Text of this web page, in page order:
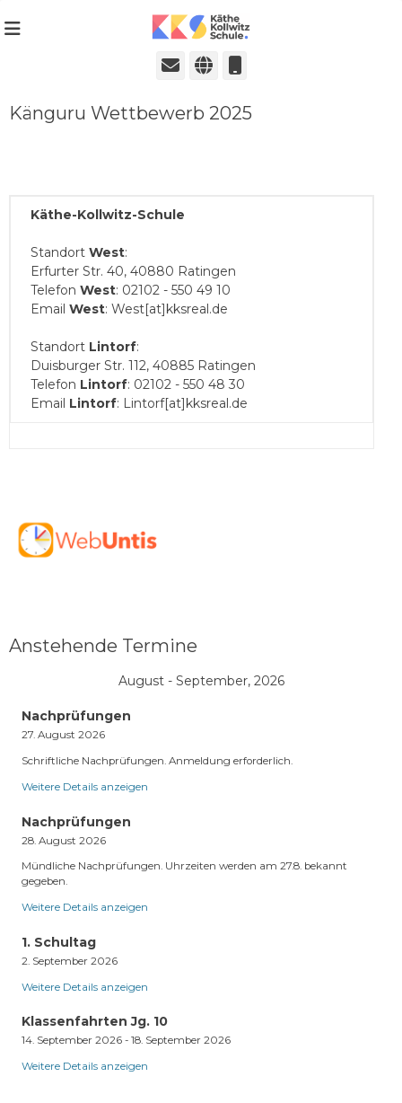
Käthe-Kollwitz-
Schule in Ratingen
Städtische Realschule seit 1980
E-
Website
Känguru Wettbewerb 2025
Käthe-Kollwitz-Schule
Standort West:
Erfurter Str. 40, 40880 Ratingen
Telefon West: 02102 - 550 49 10
Email West: West[at]kksreal.de
Standort Lintorf:
Duisburger Str. 112, 40885 Ratingen
Telefon Lintorf: 02102 - 550 48 30
Email Lintorf: Lintorf[at]kksreal.de
Anstehende Termine
August - September, 2026
Nachprüfungen
27. August 2026
Schriftliche Nachprüfungen. Anmeldung erforderlich.
Weitere Details anzeigen
Nachprüfungen
28. August 2026
Mündliche Nachprüfungen. Uhrzeiten werden am 27.8. bekannt
gegeben.
Weitere Details anzeigen
1. Schultag
2. September 2026
Weitere Details anzeigen
Klassenfahrten Jg. 10
14. September 2026 - 18. September 2026
Weitere Details anzeigen